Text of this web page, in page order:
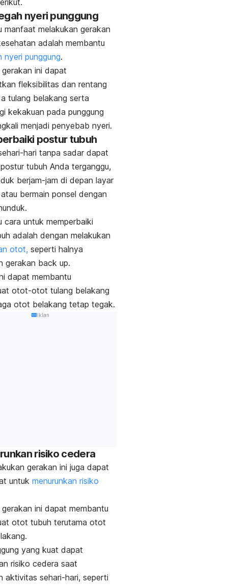
nyeri punggung
manfaat melakukan gerakan
adalah membantu
nyeri punggung.
ini dapat
fleksibilitas dan rentang
tulang belakang serta
kekakuan pada punggung
menjadi penyebab nyeri.
postur tubuh
hari tanpa sadar dapat
tubuh Anda terganggu,
berjam-jam di depan layar
bermain ponsel dengan
cara untuk memperbaiki
adalah dengan melakukan
otot, seperti halnya
gerakan back up.
dapat membantu
otot-otot tulang belakang
otot belakang tetap tegak.
Iklan
risiko cedera
gerakan ini juga dapat
untuk menurunkan risiko
ini dapat membantu
otot tubuh terutama otot
yang kuat dapat
risiko cedera saat
aktivitas sehari-hari, seperti